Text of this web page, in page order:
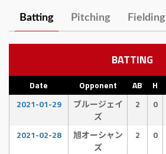
Batting Pitching Fielding
BATTING
Date Opponent AB H
2021-01-29
ブルージェイ
ズ
2 0
2021-02-28
旭オーシャン
ズ
2 0